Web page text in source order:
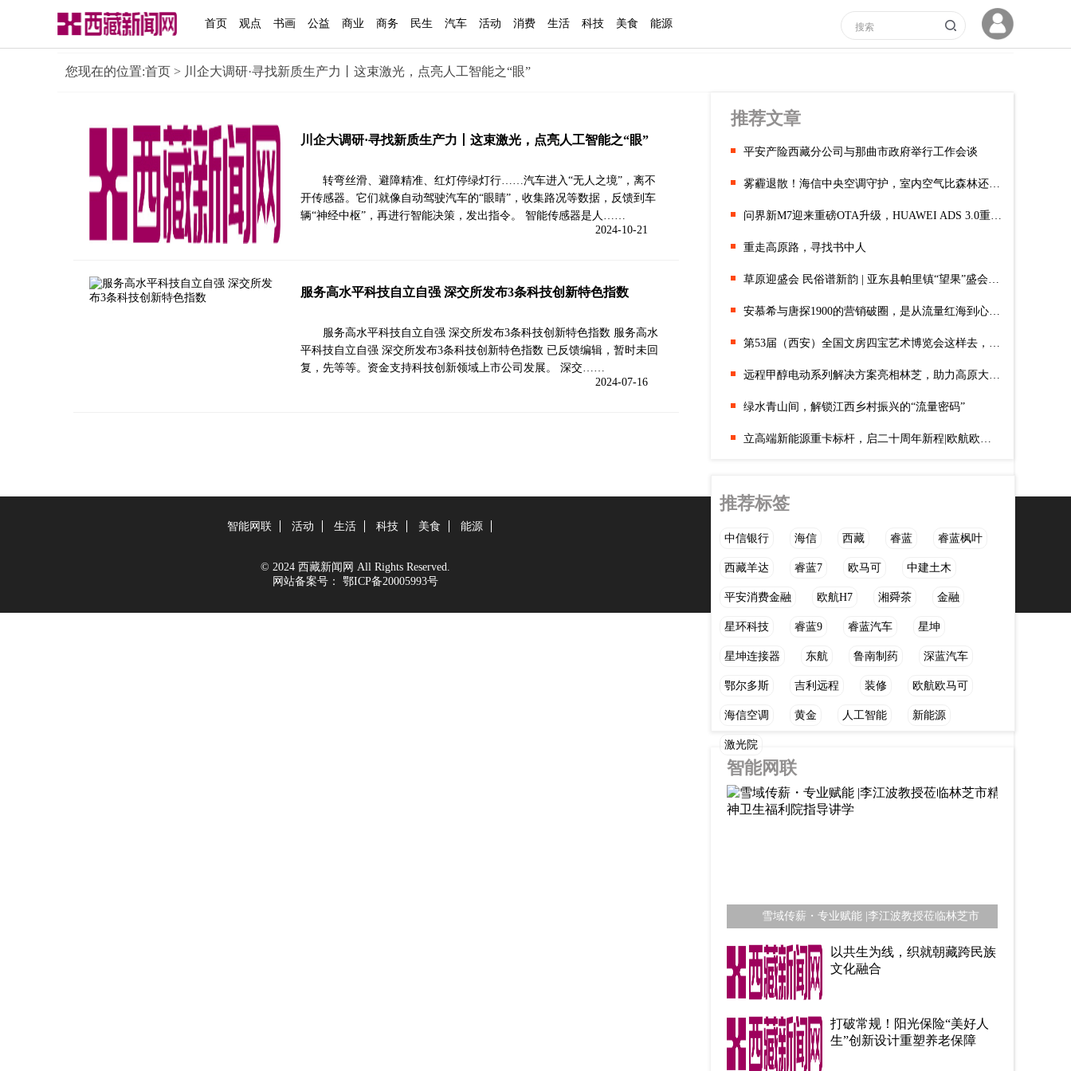
首页 观点 书画 公益 商业 商务 民生 汽车 活动 消费 生活 科技 美食 能源
您现在的位置:首页 > 川企大调研·寻找新质生产力丨这束激光，点亮人工智能之“眼”
川企大调研·寻找新质生产力丨这束激光，点亮人工智能之“眼”
转弯丝滑、避障精准、红灯停绿灯行……汽车进入“无人之境”，离不
开传感器。它们就像自动驾驶汽车的“眼睛”，收集路况等数据，反馈到车
辆“神经中枢”，再进行智能决策，发出指令。 智能传感器是人……
2024-10-21
服务高水平科技自立自强 深交所发布3条科技创新特色指数
服务高水平科技自立自强 深交所发布3条科技创新特色指数 服务高水
平科技自立自强 深交所发布3条科技创新特色指数 已反馈编辑，暂时未回
复，先等等。资金支持科技创新领域上市公司发展。 深交……
2024-07-16
推荐文章
平安产险西藏分公司与那曲市政府举行工作会谈
雾霾退散！海信中央空调守护，室内空气比森林还清新
问界新M7迎来重磅OTA升级，HUAWEI ADS 3.0重塑智能驾驶新标杆
重走高原路，寻找书中人
草原迎盛会 民俗谱新韵 | 亚东县帕里镇“望果”盛会精彩启幕
安慕希与唐探1900的营销破圈，是从流量红海到心智占位的全链路实
第53届（西安）全国文房四宝艺术博览会这样去，攻略一文get！
远程甲醇电动系列解决方案亮相林芝，助力高原大国工程绿色建设
绿水青山间，解锁江西乡村振兴的“流量密码”
立高端新能源重卡标杆，启二十周年新程|欧航欧马可2026年一季度
推荐标签
中信银行 海信 西藏 睿蓝 睿蓝枫叶
西藏羊达 睿蓝7 欧马可 中建土木
平安消费金融 欧航H7 湘舜茶 金融
星环科技 睿蓝9 睿蓝汽车 星坤
星坤连接器 东航 鲁南制药 深蓝汽车
鄂尔多斯 吉利远程 装修 欧航欧马可
海信空调 黄金 人工智能 新能源
激光院
智能网联
雪域传薪・专业赋能 |李江波教授莅临林芝市
以共生为线，织就朝藏跨民族
文化融合
打破常规！阳光保险“美好人
生”创新设计重塑养老保障
智能网联 活动 生活 科技 美食 能源
© 2024 西藏新闻网 All Rights Reserved.
网站备案号：
鄂ICP备20005993号